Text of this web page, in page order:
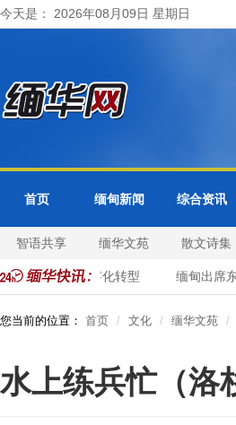
今天是： 2026年08月09日 星期日
首页 缅甸新闻 综合资讯
智语共享 缅华文苑 散文诗集
市政服务数字化转型 缅甸出席东
您当前的位置： 首页 文化 缅华文苑
水上练兵忙（洛